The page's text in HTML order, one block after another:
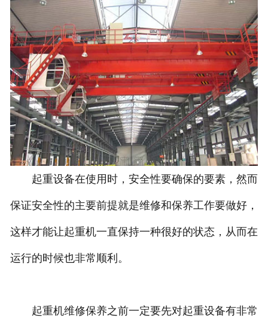
起重设备在使用时，安全性要确保的要素，然而
保证安全性的主要前提就是维修和保养工作要做好，
这样才能让起重机一直保持一种很好的状态，从而在
运行的时候也非常顺利。
起重机维修保养之前一定要先对起重设备有非常